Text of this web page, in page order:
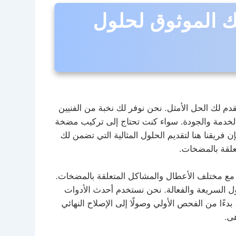
لحلول
الحل الأمثل. نحن نوفر لك نخبة من الفنيين
والجودة. سواء كنت تحتاج إلى تركيب مضخة
هنا لتقديم الحلول المثالية التي تضمن لك
بالمضخات.
مختلف الأعطال والمشاكل المتعلقة بالمضخات.
السريعة والفعالة. نحن نستخدم أحدث الأدوات
من الفحص الأولي وصولًا إلى الإصلاح النهائي